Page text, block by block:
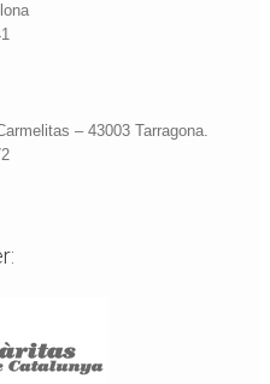
– 43003 Tarragona.